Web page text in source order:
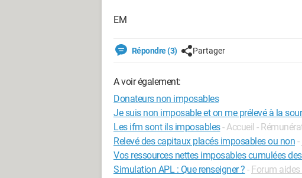
EM
Répondre (3) Partager
A voir également:
Donateurs non imposables
Je suis non imposable et on me prélevé à la
Les ifm sont ils imposables- Accueil -
Relevé des capitaux placés imposables ou non -
Vos ressources nettes imposables cumulées
Simulation APL : Que renseigner ? - Forum